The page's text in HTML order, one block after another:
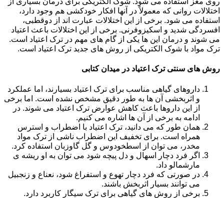
اختلالات روانی که معمولاً در آنها افکار خودکشی هم وجود دارد،
استفاده می شود. برخی از این اختلالات عبارت اند از دوقطبی،
افسردگی شدید و اسکیزوفرنی. برخی از این اختلالات باعث اعتیاد
می شوند و درمان این ها یکی از گام های مهم در ترک اعتیاد است.
ترک مواد با شوک الکتریکی از روش های جدید ترک اعتیاد است.
روش های سنتی ترک اعتیاد در میدان کتابی
داروهای گیاهی مناسب برای ترک اعتیاد بسیارند، اما عملکرد
و اثربخشی آن ها به طور دقیق مشخص نشده است. اما برخی
از این داروها باعث کاهش عوارض ترک اعتیاد می شوند. در
ادامه به برخی از آن ها اشاره می کنیم.
همان طور که می دانید، ترک اعتیاد با اضطراب و استرس
همراه است. برای تخفیف این اضطراب ناشی از ترک مواد
مخدر، می توان از اسطخودوس و گل گاوزبان استفاده کرد.
اگر فرد دچار اسهال و دل پیچه شود می توان به او ریشه ی
مارشمالو داد.
در صورتی که فرد دچار تهوع و استفراغ شود، نعناع و زنجبیل
می توانند بسیار اثربخش باشند.
برخی از روش های گیاهی برای ترک سیگار کاربرد دارد.